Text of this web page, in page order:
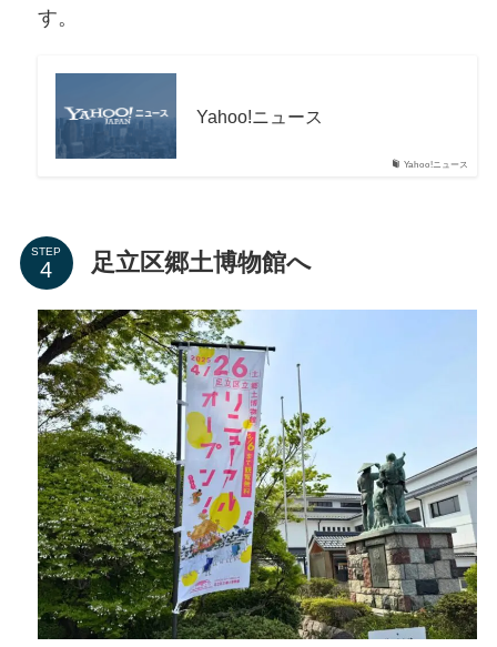
す。
Yahoo!ニュース
Yahoo!ニュース
STEP 足立区郷土博物館へ